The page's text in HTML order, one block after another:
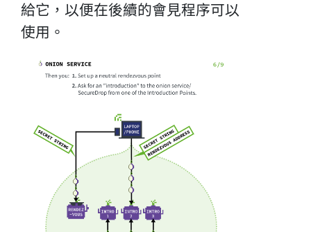
給它，以便在後續的會見程序可以
使用。